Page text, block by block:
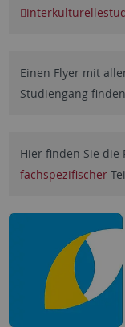
Einen Flyer mit
Studiengang
Hier finden Sie die
fachspezifischer